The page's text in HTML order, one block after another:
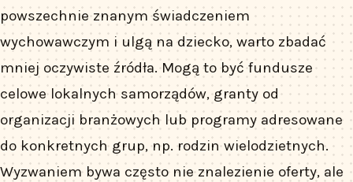
powszechnie znanym świadczeniem
wychowawczym i ulgą na dziecko, warto zbadać
mniej oczywiste źródła. Mogą to być fundusze
celowe lokalnych samorządów, granty od
organizacji branżowych lub programy adresowane
do konkretnych grup, np. rodzin wielodzietnych.
Wyzwaniem bywa często nie znalezienie oferty, ale